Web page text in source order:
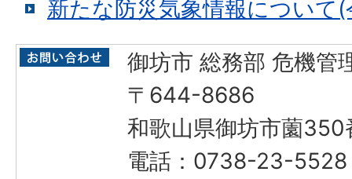
新たな防災気象情報について
御坊市 総務部 危機管
〒644-8686
和歌山県御坊市薗350
電話：0738-23-